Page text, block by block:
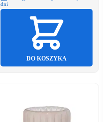
dni
DO KOSZYKA